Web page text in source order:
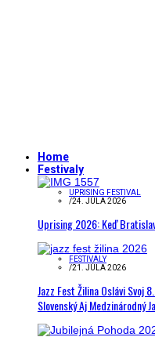
Home
Festivaly
UPRISING FESTIVAL
/24. JÚLA 2026
Uprising 2026: Keď
FESTIVALY
/21. JÚLA 2026
Jazz Fest Žilina Oslávi Svoj
Slovenský Aj Medzinárodný